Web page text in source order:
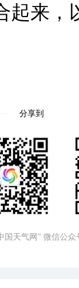
起来，
分享到
国天气网” 微信公众